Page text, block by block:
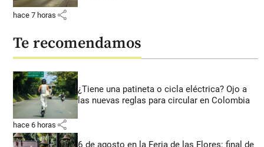
hace 7 horas share
Te recomendamos
¿Tiene una patineta o cicla eléctrica? Ojo a
las nuevas reglas para circular en Colombia
hace 6 horas share
6 de agosto en la Feria de las Flores: final de